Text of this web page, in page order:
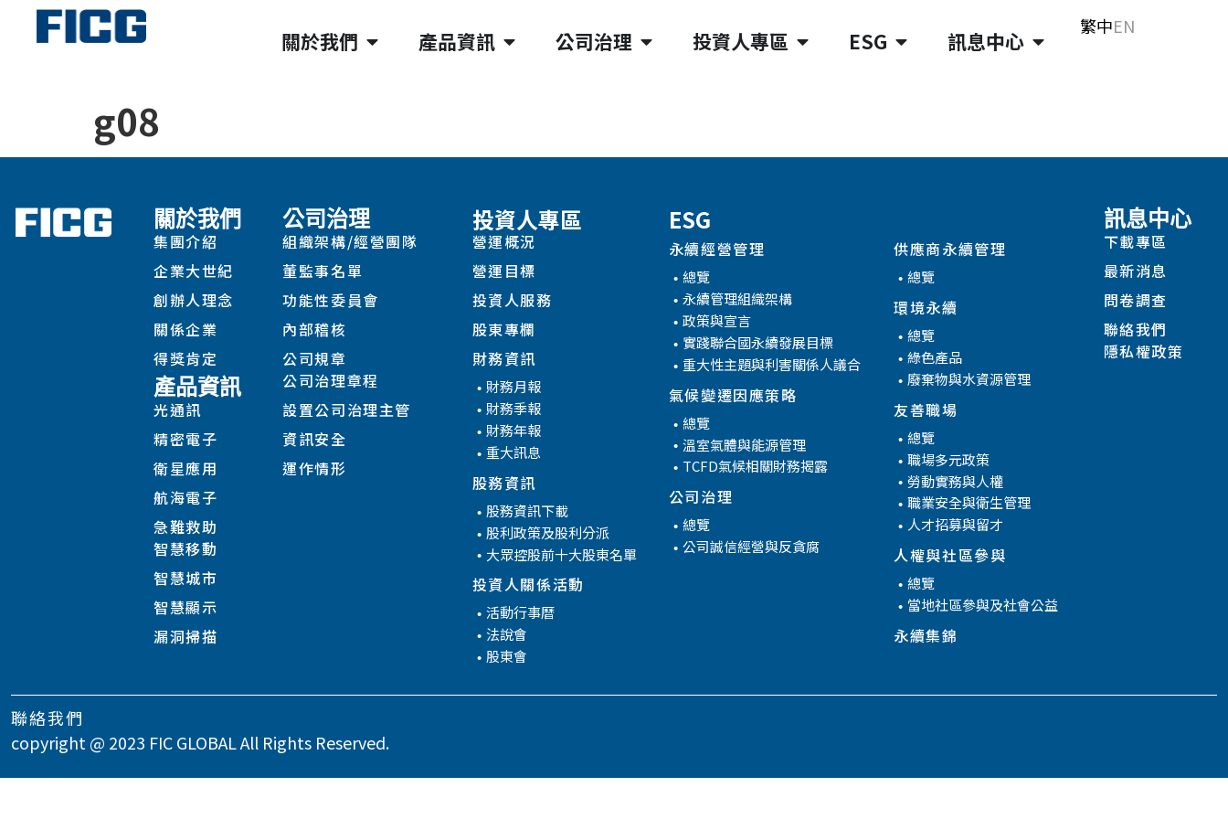
關於我們 產品資訊 公司治理 投資人專區 ESG 訊息中心
繁中EN
g08
關於我們
集團介紹
企業大世紀
創辦人理念
關係企業
得獎肯定
產品資訊
光通訊
精密電子
衛星應用
航海電子
急難救助
智慧移動
智慧城市
智慧顯示
漏洞掃描
公司治理
組織架構/經營團隊
董監事名單
功能性委員會
內部稽核
公司規章
公司治理章程
設置公司治理主管
資訊安全
運作情形
投資人專區
營運概況
營運目標
投資人服務
股東專欄
財務資訊
財務月報
財務季報
財務年報
重大訊息
股務資訊
股務資訊下載
股利政策及股利分派
大眾控股前十大股東名單
投資人關係活動
活動行事曆
法說會
股東會
ESG
永續經營管理
總覽
永續管理組織架構
政策與宣言
實踐聯合國永續發展目標
重大性主題與利害關係人議合
氣候變遷因應策略
總覽
溫室氣體與能源管理
TCFD氣候相關財務揭露
公司治理
總覽
公司誠信經營與反貪腐
供應商永續管理
總覽
環境永續
總覽
綠色產品
廢棄物與水資源管理
友善職場
總覽
職場多元政策
勞動實務與人權
職業安全與衛生管理
人才招募與留才
人權與社區參與
總覽
當地社區參與及社會公益
永續集錦
訊息中心
下載專區
最新消息
問卷調查
聯絡我們
隱私權政策
聯絡我們
copyright @ 2023 FIC GLOBAL All Rights Reserved.